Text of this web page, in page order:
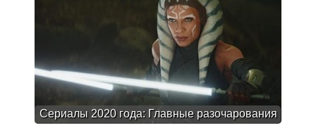
Сериалы 2020 года: Главные разочарования